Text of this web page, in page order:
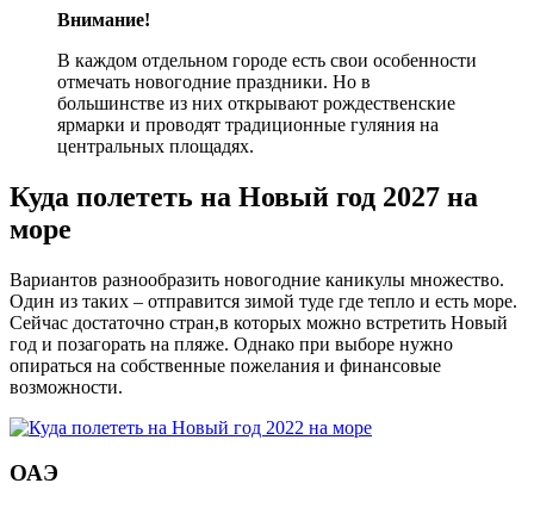
Внимание!
В каждом отдельном городе есть свои особенности
отмечать новогодние праздники. Но в
большинстве из них открывают рождественские
ярмарки и проводят традиционные гуляния на
центральных площадях.
Куда полететь на Новый год 2027 на
море
Вариантов разнообразить новогодние каникулы множество.
Один из таких – отправится зимой туде где тепло и есть море.
Сейчас достаточно стран,в которых можно встретить Новый
год и позагорать на пляже. Однако при выборе нужно
опираться на собственные пожелания и финансовые
возможности.
ОАЭ